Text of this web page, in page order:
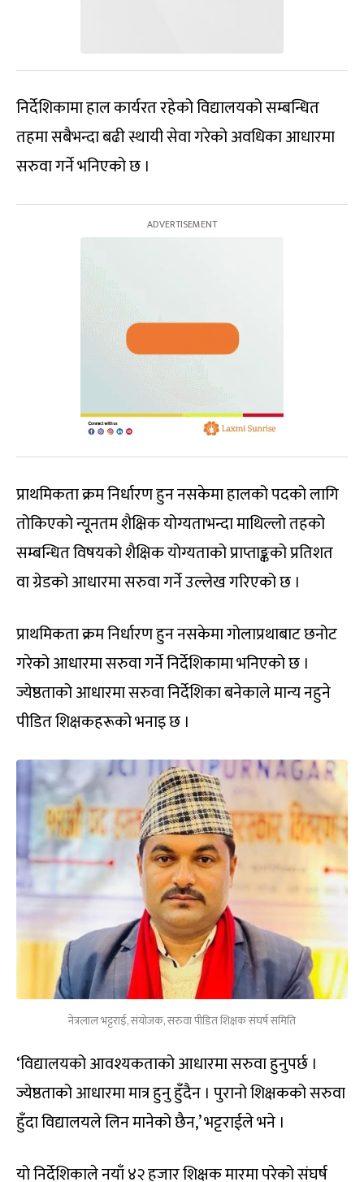
निर्देशिकामा हाल कार्यरत रहेको विद्यालयको सम्बन्धित
तहमा सबैभन्दा बढी स्थायी सेवा गरेको अवधिका आधारमा
सरुवा गर्ने भनिएको छ ।
प्राथमिकता क्रम निर्धारण हुन नसकेमा हालको पदको लागि
तोकिएको न्यूनतम शैक्षिक योग्यताभन्दा माथिल्लो तहको
सम्बन्धित विषयको शैक्षिक योग्यताको प्राप्ताङ्कको प्रतिशत
वा ग्रेडको आधारमा सरुवा गर्ने उल्लेख गरिएको छ ।
प्राथमिकता क्रम निर्धारण हुन नसकेमा गोलाप्रथाबाट छनोट
गरेको आधारमा सरुवा गर्ने निर्देशिकामा भनिएको छ ।
ज्येष्ठताको आधारमा सरुवा निर्देशिका बनेकाले मान्य नहुने
पीडित शिक्षकहरूको भनाइ छ ।
नेत्रलाल भट्टराई, संयोजक, सरुवा पीडित शिक्षक संघर्ष समिति
‘विद्यालयको आवश्यकताको आधारमा सरुवा हुनुपर्छ ।
ज्येष्ठताको आधारमा मात्र हुनु हुँदैन । पुरानो शिक्षकको सरुवा
हुँदा विद्यालयले लिन मानेको छैन,’ भट्टराईले भने ।
यो निर्देशिकाले नयाँ ४२ हजार शिक्षक मारमा परेको संघर्ष